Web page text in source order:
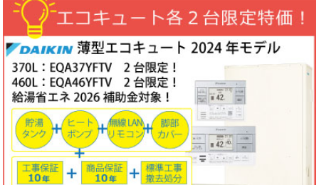
年保証付きコミコミ価格128,000円！
2026年06月02日
キャンペーン
ノーリツでおトクに買替え！ノーリツ対象製品の購入・設置・アプ
リ接続で
現金最大35,000円
がもれなくもらえるキャッシュバックキ
ャンペーン2026第2弾。キャンペーン期間：2026年6月1日～12月
18日まで
2026年06月02日
目玉商品
【1台限定特価！】三菱ルームエアコン霧ヶ峰GVシリーズ10畳用
MSZ-GV2823-W・標準工事費（冷媒配管4ｍまで込）コミコミ価格
99,800円！完売しました
2026年05月22日
お知らせ